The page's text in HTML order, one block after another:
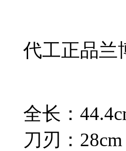
代工正品兰
全长：
刀刃：28cm